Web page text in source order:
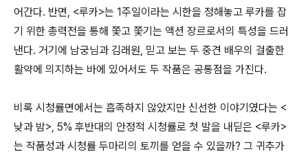
어간다. 반면, <루카>는 1주일이라는 시한을 정해놓고 루카를 잡
기 위한 총력전을 통해 쫓고 쫓기는 액션 장르로서의 특성을 드러
낸다. 거기에 남궁님과 김래원, 믿고 보는 두 중견 배우의 걸출한
활약에 의지하는 바에 있어서도 두 작품은 공통점을 가진다.
비록 시청률면에서는 흡족하지 않았지만 신선한 이야기였다는 <
낮과 밤>, 5% 후반대의 안정적 시청률로 첫 발을 내딛은 <루카>
는 작품성과 시청률 두마리의 토끼를 얻을 수 있을까? 그 귀추가